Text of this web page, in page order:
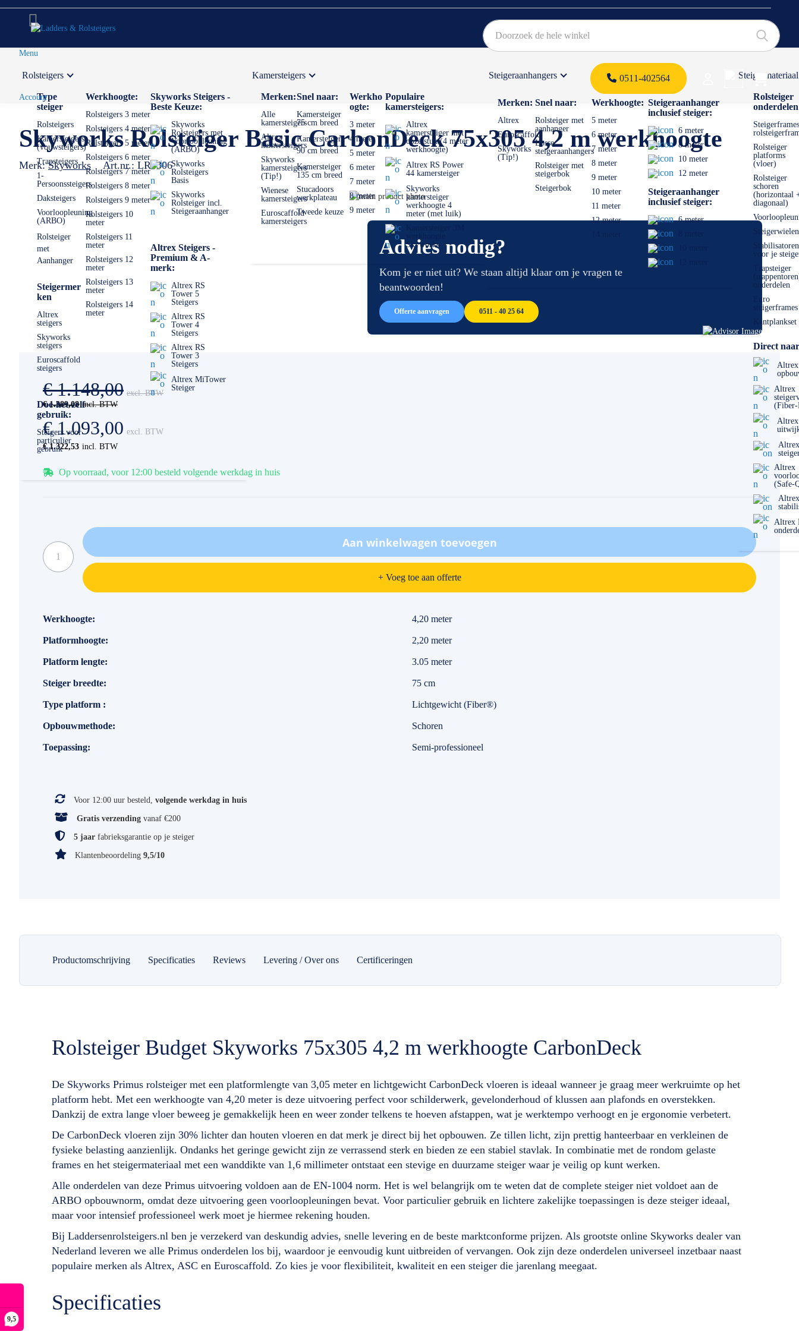
9,5
0511-402564
Menu
Rolsteigers
Type
steiger
Rolsteigers
Kamersteigers
(vouwsteigers)
Trapsteigers
1-
Persoonssteigers
Daksteigers
Voorloopleuning
(ARBO)
Rolsteiger
met
Aanhanger
Steigermer
ken
Altrex
steigers
Skyworks
steigers
Euroscaffold
steigers
Doe-het-zelf
gebruik:
Steigers voor
particulier
gebruik
Werkhoogte:
Rolsteigers 3 meter
Rolsteigers 4 meter
Rolsteigers 5 meter
Rolsteigers 6 meter
Rolsteigers 7 meter
Rolsteigers 8 meter
Rolsteigers 9 meter
Rolsteigers 10
meter
Rolsteigers 11
meter
Rolsteigers 12
meter
Rolsteigers 13
meter
Rolsteigers 14
meter
Skyworks Steigers -
Beste Keuze:
Skyworks
Rolsteigers met
Voorloopleuning
(ARBO)
Skyworks
Rolsteigers
Basis
Skyworks
Rolsteiger incl.
Steigeraanhanger
Altrex Steigers -
Premium & A-
merk:
Altrex RS
Tower 5
Steigers
Altrex RS
Tower 4
Steigers
Altrex RS
Tower 3
Steigers
Altrex MiTower
Steiger
Kamersteigers
Merken:
Alle
kamersteigers
Altrex
kamersteigers
Skyworks
kamersteigers
(Tip!)
Wienese
kamersteigers
Euroscaffold
kamersteigers
Snel naar:
Kamersteiger
75 cm breed
Kamersteiger
90 cm breed
Kamersteiger
135 cm breed
Stucadoors
werkplateau
Tweede keuze
Werkho
ogte:
3 meter
4 meter
5 meter
6 meter
7 meter
8 meter
9 meter
Populaire
kamersteigers:
Altrex
kamersteiger met
opzetstuk (4 meter
werkhoogte)
Altrex RS Power
44 kamersteiger
Skyworks
kamersteiger
werkhoogte 4
meter (met luik)
Skyworks
Steigeraanhangers
Merken:
Altrex
Euroscaffold
Skyworks
(Tip!)
Snel naar:
Rolsteiger met
aanhanger
Losse
steigeraanhangers
Rolsteiger met
steigerbok
Steigerbok
Werkhoogte:
5 meter
6 meter
7 meter
8 meter
9 meter
10 meter
11 meter
12 meter
Steigeraanhanger
inclusief steiger:
6 meter
8 meter
10 meter
12 meter
Steigeraanhanger
inclusief steiger:
6 meter
Steigermateriaal
Rolsteiger
Rolsteiger
platforms
(vloer)
Rolsteiger
schoren
(horizontaal
diagonaal)
Steigerwielen
Stabilisatoren
voor je
Trapsteiger
onderdelen
Euro
steigerframes
Kantplankset
Direct
Altrex
Altrex
Altrex
Altrex
Altrex
(Safe-
Altrex
Altrex
Account
Skyworks Rolsteiger Basic CarbonDeck 75x305 4,2 m werkhoogte
Merk: Skyworks Art.nr.: LR5306
Ga
naar
afbeeldingen-
Ga
Advies nodig?
Kom je er niet uit? We staan altijd klaar om je vragen te
beantwoorden!
Offerte aanvragen 0511 - 40 25 64
€ 1.389,08
€ 1.148,00
€ 1.322,53
€ 1.093,00
Op voorraad, voor 12:00 besteld volgende werkdag in huis
Aan winkelwagen toevoegen
+ Voeg toe aan offerte
Specificaties
Werkhoogte 4,20 meter
Platformhoogte 2,20 meter
Platform lengte 3.05 meter
Steiger breedte 75 cm
Type platform Lichtgewicht (Fiber®)
Opbouwmethode Schoren
Toepassing Semi-professioneel
Voor 12:00 uur besteld, volgende werkdag in huis
Gratis verzending vanaf €200
5 jaar fabrieksgarantie op je steiger
Klantenbeoordeling 9,5/10
Productomschrijving Specificaties Reviews Levering / Over ons Certificeringen
Rolsteiger Budget Skyworks 75x305 4,2 m werkhoogte CarbonDeck
De Skyworks Primus rolsteiger met een platformlengte van 3,05 meter en lichtgewicht CarbonDeck vloeren is ideaal wanneer je graag meer werkruimte op het
platform hebt. Met een werkhoogte van 4,20 meter is deze uitvoering perfect voor schilderwerk, gevelonderhoud of klussen aan plafonds en overstekken.
Dankzij de extra lange vloer beweeg je gemakkelijk heen en weer zonder telkens te hoeven afstappen, wat je werktempo verhoogt en je ergonomie verbetert.
De CarbonDeck vloeren zijn 30% lichter dan houten vloeren en dat merk je direct bij het opbouwen. Ze tillen licht, zijn prettig hanteerbaar en verkleinen de
fysieke belasting aanzienlijk. Ondanks het geringe gewicht zijn ze verrassend sterk en bieden ze een stabiel stavlak. In combinatie met de rondom gelaste
frames en het steigermateriaal met een wanddikte van 1,6 millimeter ontstaat een stevige en duurzame steiger waar je veilig op kunt werken.
Alle onderdelen van deze Primus uitvoering voldoen aan de EN-1004 norm. Het is wel belangrijk om te weten dat de complete steiger niet voldoet aan de
ARBO opbouwnorm, omdat deze uitvoering geen voorloopleuningen bevat. Voor particulier gebruik en lichtere zakelijke toepassingen is deze steiger ideaal,
maar voor intensief professioneel werk moet je hiermee rekening houden.
Bij Laddersenrolsteigers.nl ben je verzekerd van deskundig advies, snelle levering en de beste marktconforme prijzen. Als grootste online Skyworks dealer van
Nederland leveren we alle Primus onderdelen los bij, waardoor je eenvoudig kunt uitbreiden of vervangen. Ook zijn deze onderdelen universeel inzetbaar naast
populaire merken als Altrex, ASC en Euroscaffold. Zo kies je voor flexibiliteit, kwaliteit en een steiger die jarenlang meegaat.
Specificaties